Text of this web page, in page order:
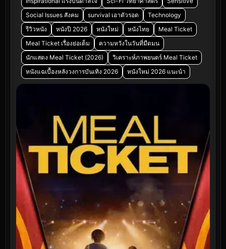
Social Issues สังคม
survival เอาตัวรอด
Technology
รีวิวหนัง
หนังปี 2026 หนังใหม่ หนังไทย
Meal Ticket
Meal Ticket เรื่องย่อเต็ม
ความหวังในวันที่มืดมน
นักแสดง Meal Ticket (2026)
วิเคราะห์ภาพยนตร์ Meal Ticket
หนังแฉเบื้องหลังวงการบันเทิง 2026
หนังใหม่ 2026 แนะนำ